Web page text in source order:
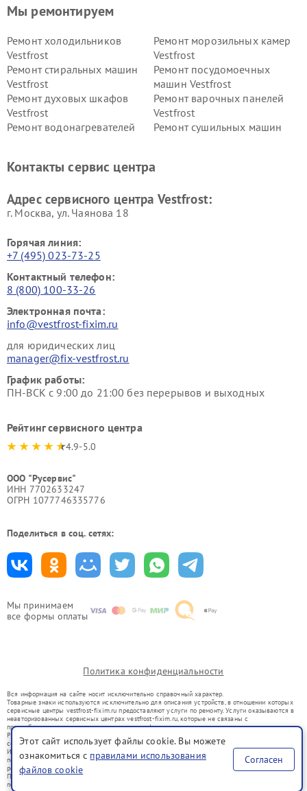
Мы принимаем
все формы оплаты
Мы ремонтируем
Ремонт холодильников
Vestfrost
Ремонт морозильных камер
Vestfrost
Ремонт стиральных машин
Vestfrost
Ремонт посудомоечных
машин Vestfrost
Ремонт духовых шкафов
Vestfrost
Ремонт варочных панелей
Vestfrost
Ремонт водонагревателей
Ремонт сушильных машин
Vestfrost
Контакты сервис центра
Адрес сервисного центра Vestfrost:
г. Москва, ул. Чаянова 18
Горячая линия:
+7 (495) 023-73-25
Контактный телефон:
8 (800) 100-33-26
Электронная почта:
info@vestfrost-fixim.ru
для юридических лиц
manager@fix-vestfrost.ru
График работы:
ПН-ВСК с 9:00 до 21:00 без перерывов и выходных
Рейтинг сервисного центра
4.9-5.0
ООО "Русервис"
ИНН 7702633247
ОГРН 1077746335776
Поделиться в соц. сетях:
Политика конфиденциальности
Вся информация на сайте носит исключительно справочный характер.
Товарные знаки используются исключительно для описания устройств, в отношении которых
сервисные центры vestfrost-fixim.ru предоставляют услуги по ремонту. Услуги оказываются в
неавторизованных сервисных центрах vestfrost-fixim.ru, которые не связаны с
правообладателями товарных знаков или их официальными представителями.
Ремонт осуществляется для устройств, уже введенных в гражданский оборот в соответствии
со статьей 1487 ГК РФ.
Использование товарных знаков не преследует цели индивидуализации услуг или введения
потребителей в заблуждение, а служит для информирования о предоставляемых услугах по
ремонту техники указанных брендов.
Представленная на сайте информация не является публичной офертой, определяемой
положениями Статьи 437(2) Гражданского кодекса РФ
Этот сайт использует файлы cookie. Вы можете
ознакомиться с правилами использования
файлов cookie
Согласен